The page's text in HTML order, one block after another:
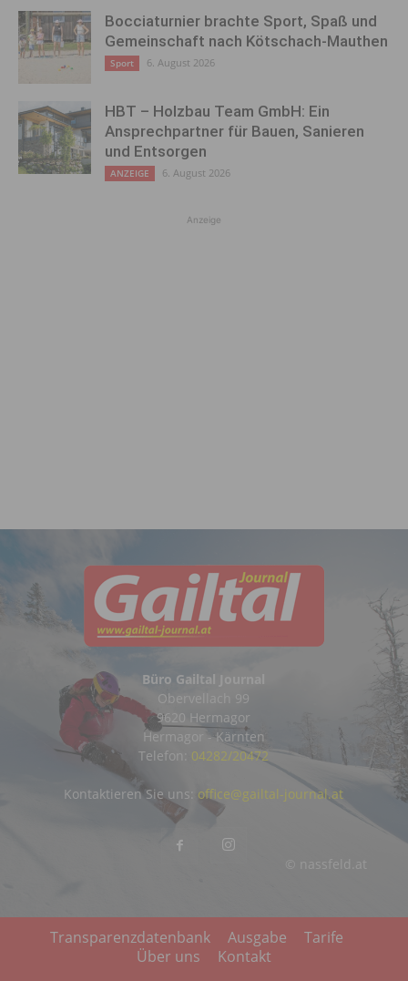
Bocciaturnier brachte Sport, Spaß und
Gemeinschaft nach Kötschach-Mauthen
Sport 6. August 2026
HBT – Holzbau Team GmbH: Ein
Ansprechpartner für Bauen, Sanieren
und Entsorgen
ANZEIGE 6. August 2026
Anzeige
Büro Gailtal Journal
Obervellach 99
9620 Hermagor
Hermagor - Kärnten
Telefon: 04282/20472
© nassfeld.at
Kontaktieren Sie uns: office@gailtal-journal.at
Transparenzdatenbank Ausgabe
Tarife
Über uns
Kontakt